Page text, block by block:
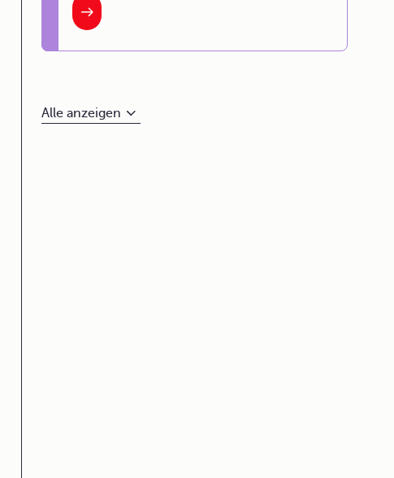
Alle anzeigen